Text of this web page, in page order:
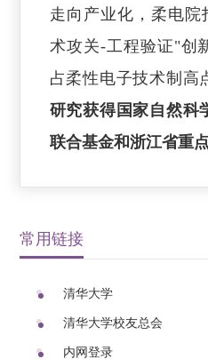
走向产业化，柔电
术攻关-工程验证"创
占柔性电子技术制高
研究获得国家自然科
联合基金和浙江省重
常用链接
清华大学
清华大学校友总会
内网登录